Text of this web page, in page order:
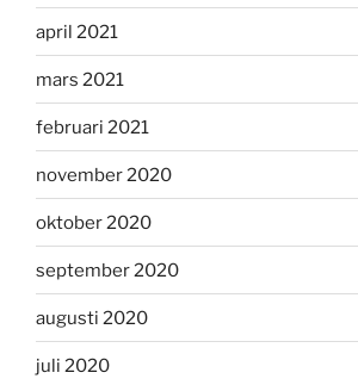
april 2021
mars 2021
februari 2021
november 2020
oktober 2020
september 2020
augusti 2020
juli 2020